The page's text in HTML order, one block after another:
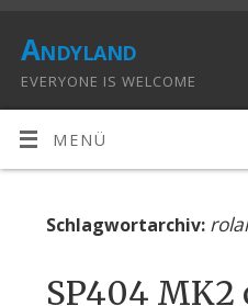
Andyland
EVERYONE IS WELCOME
MENÜ
Schlagwortarchiv:
SP404 MK2